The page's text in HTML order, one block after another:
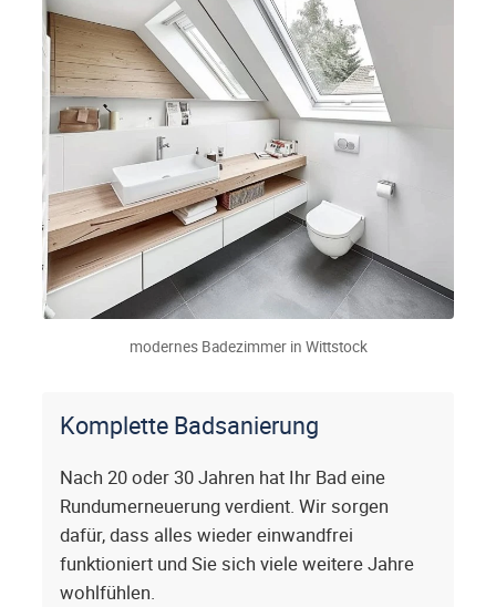
modernes Badezimmer in Wittstock
Komplette Badsanierung
Nach 20 oder 30 Jahren hat Ihr Bad eine
Rundumerneuerung verdient. Wir sorgen
dafür, dass alles wieder einwandfrei
funktioniert und Sie sich viele weitere Jahre
wohlfühlen.